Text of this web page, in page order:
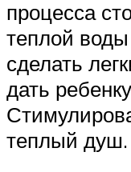
процесса
теплой
сделать
дать
теплый душ.